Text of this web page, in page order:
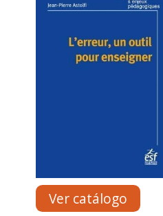
Ver catálogo